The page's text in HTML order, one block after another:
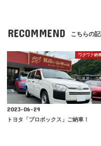
RECOMMEND こちらの記
ワクワク納
2023-06-29
トヨタ「プロボックス」ご納車！